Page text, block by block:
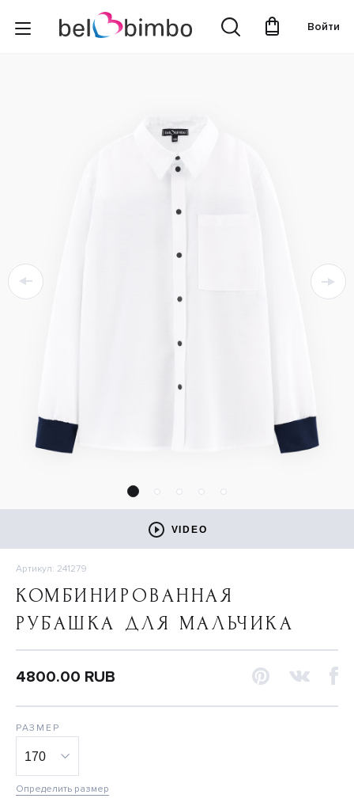
Войти
VIDEO
Артикул: 241279
КОМБИНИРОВАННАЯ
РУБАШКА ДЛЯ МАЛЬЧИКА
4800.00 RUB
РАЗМЕР
Определить размер